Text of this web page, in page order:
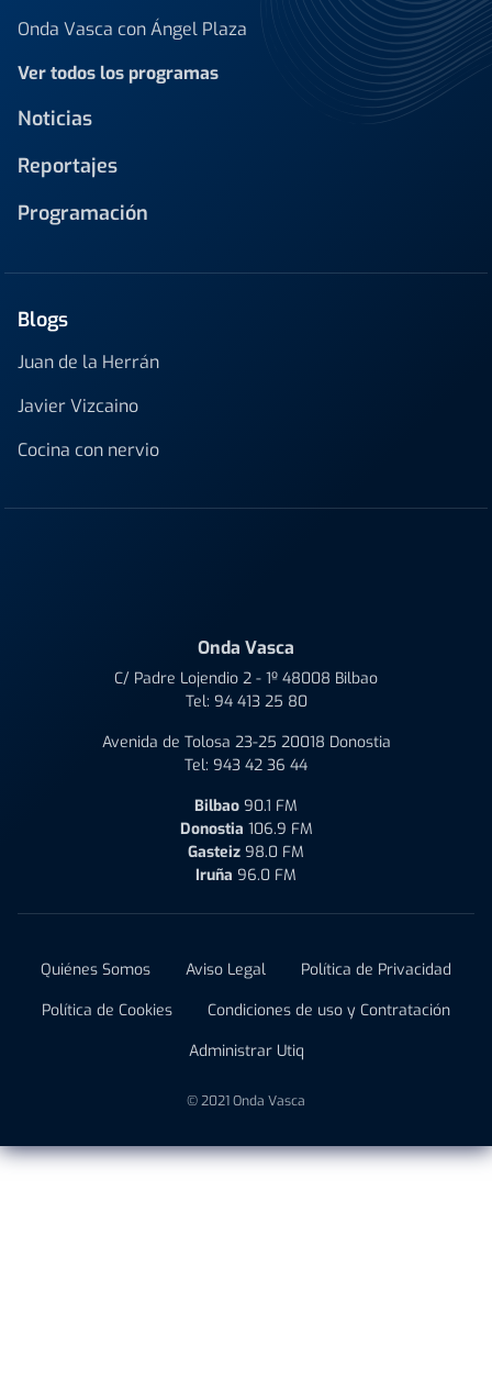
Onda Vasca con Ángel Plaza
Ver todos los programas
Noticias
Reportajes
Programación
Blogs
Juan de la Herrán
Javier Vizcaino
Cocina con nervio
Onda Vasca
C/ Padre Lojendio 2 - 1º 48008 Bilbao
Tel: 94 413 25 80
Avenida de Tolosa 23-25 20018 Donostia
Tel: 943 42 36 44
Bilbao 90.1 FM
Donostia 106.9 FM
Gasteiz 98.0 FM
Iruña 96.0 FM
Quiénes Somos Aviso Legal
Política de Privacidad
Política de Cookies
Condiciones de uso y Contratación
Administrar Utiq
© 2021 Onda Vasca